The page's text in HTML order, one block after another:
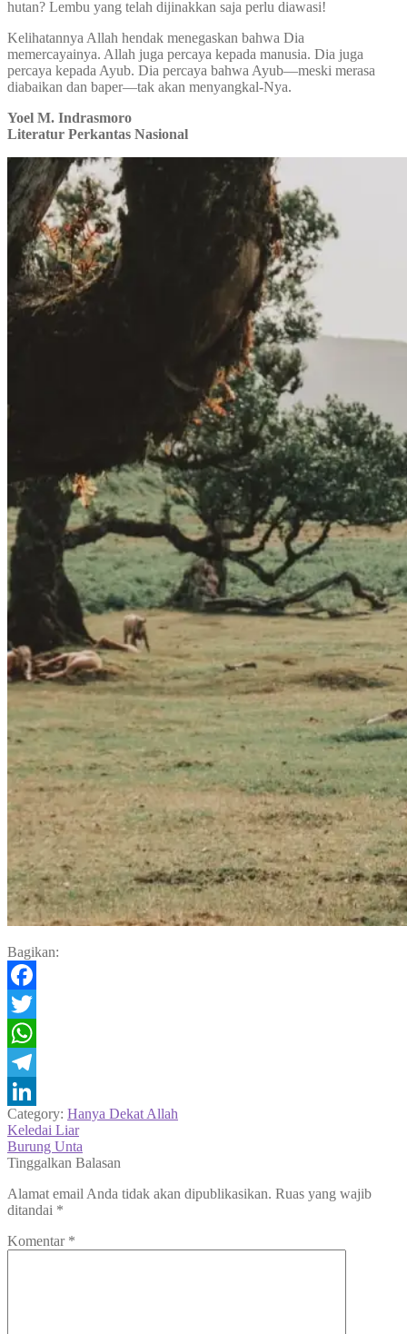
hutan? Lembu yang telah dijinakkan saja perlu diawasi!
Kelihatannya Allah hendak menegaskan bahwa Dia
memercayainya. Allah juga percaya kepada manusia. Dia juga
percaya kepada Ayub. Dia percaya bahwa Ayub—meski merasa
diabaikan dan baper—tak akan menyangkal-Nya.
Yoel M. Indrasmoro
Literatur Perkantas Nasional
Bagikan:
Facebook
Twitter
WhatsApp
Telegram
LinkedIn
Category: Hanya Dekat Allah
Navigasi
pos
Previous
post:
Keledai Liar
Next
post:
Burung Unta
Tinggalkan Balasan
Alamat email Anda tidak akan dipublikasikan. Ruas yang wajib
ditandai *
Komentar *